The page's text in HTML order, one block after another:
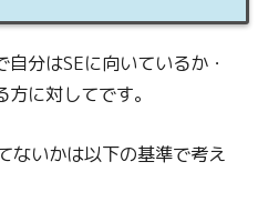
分はSEに向いているか・
に対してです。
ないかは以下の基準で考え